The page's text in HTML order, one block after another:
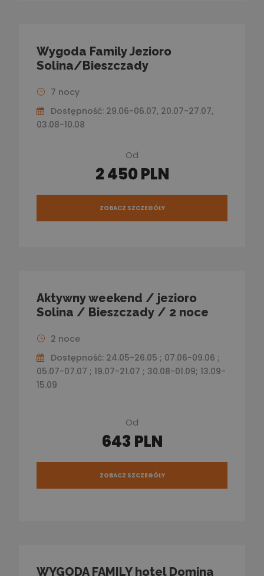
Wygoda Family Jezioro
Solina/Bieszczady
7 nocy
Dostępność: 29.06-06.07, 20.07-27.07,
03.08-10.08
Od
2 450 PLN
ZOBACZ SZCZEGÓŁY
Aktywny weekend / jezioro
Solina / Bieszczady / 2 noce
2 noce
Dostępność: 24.05-26.05 ; 07.06-09.06 ;
05.07-07.07 ; 19.07-21.07 ; 30.08-01.09; 13.09-
15.09
Od
643 PLN
ZOBACZ SZCZEGÓŁY
WYGODA FAMILY hotel Domina